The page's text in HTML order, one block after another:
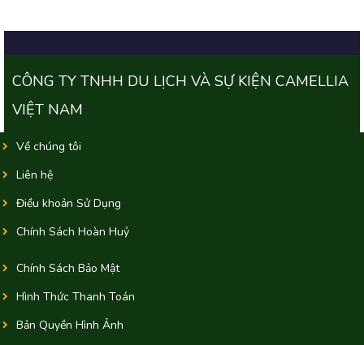
CÔNG TY TNHH DU LỊCH VÀ SỰ KIỆN CAMELLIA
VIỆT NAM
Về chúng tôi
Liên hệ
Điều khoản Sử Dụng
Chính Sách Hoàn Huỷ
Chính Sách Bảo Mật
Hình Thức Thanh Toán
Bản Quyền Hình Ảnh